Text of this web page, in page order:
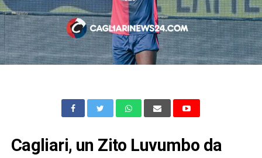
Cagliari, un Zito Luvumbo da